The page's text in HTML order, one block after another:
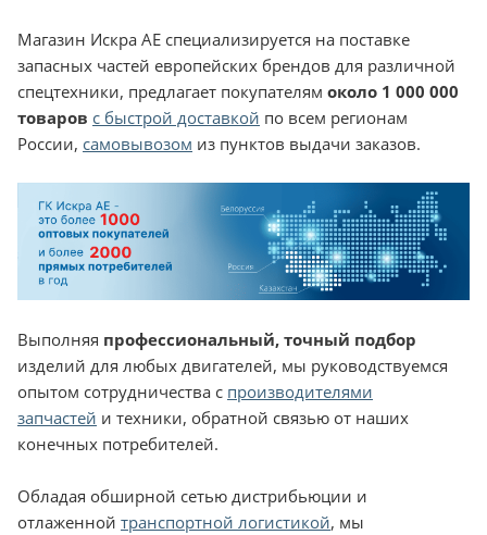
Магазин Искра АЕ специализируется на поставке
запасных частей европейских брендов для различной
спецтехники, предлагает покупателям около 1 000 000
товаров с быстрой доставкой по всем регионам
России, самовывозом из пунктов выдачи заказов.
Выполняя профессиональный, точный подбор
изделий для любых двигателей, мы руководствуемся
опытом сотрудничества с производителями
запчастей и техники, обратной связью от наших
конечных потребителей.
Обладая обширной сетью дистрибьюции и
отлаженной транспортной логистикой, мы